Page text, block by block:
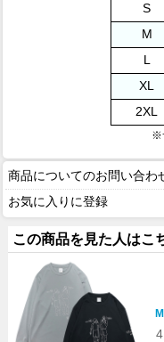
S
M
L
XL
2XL
※
商品についてのお問い合わ
お気に入りに登録
この商品を見た人はこ